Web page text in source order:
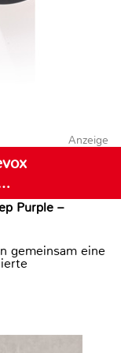
Anzeige
Purple –
gemeinsam eine